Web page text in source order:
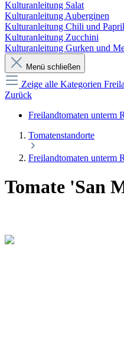
Kulturanleitung Salat
Kulturanleitung Auberginen
Kulturanleitung Chili und
Kulturanleitung Zucchini
Kulturanleitung Gurken und
Menü schließen
Zeige alle Kategorien
Zurück
Freilandtomaten unterm
Tomatenstandorte
Freilandtomaten unterm
Tomate 'San